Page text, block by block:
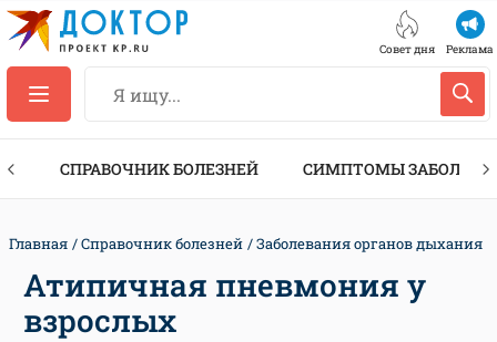
Совет дня Реклама
СПРАВОЧНИК БОЛЕЗНЕЙ СИМПТОМЫ
Главная Справочник болезней Заболевания органов дыхания
Атипичная пневмония у
взрослых